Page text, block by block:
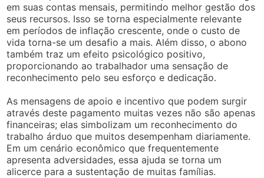
em suas contas mensais, permitindo melhor gestão dos
seus recursos. Isso se torna especialmente relevante
em períodos de inflação crescente, onde o custo de
vida torna-se um desafio a mais. Além disso, o abono
também traz um efeito psicológico positivo,
proporcionando ao trabalhador uma sensação de
reconhecimento pelo seu esforço e dedicação.
As mensagens de apoio e incentivo que podem surgir
através deste pagamento muitas vezes não são apenas
financeiras; elas simbolizam um reconhecimento do
trabalho árduo que muitos desempenham diariamente.
Em um cenário econômico que frequentemente
apresenta adversidades, essa ajuda se torna um
alicerce para a sustentação de muitas famílias.